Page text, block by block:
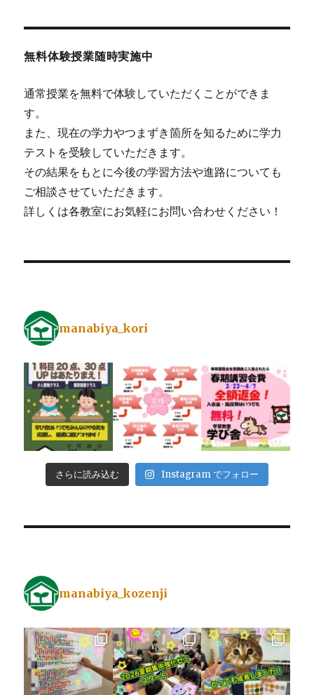
無料体験授業随時実施中
通常授業を無料で体験していただくことができま
す。
また、現在の学力やつまずき箇所を知るために学力
テストを受験していただきます。
その結果をもとに今後の学習方法や進路についても
ご相談させていただきます。
詳しくは各教室にお気軽にお問い合わせください！
manabiya_kori
さらに読み込む Instagram でフォロー
manabiya_kozenji